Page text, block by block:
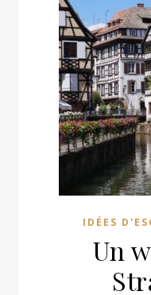
IDÉES
Un